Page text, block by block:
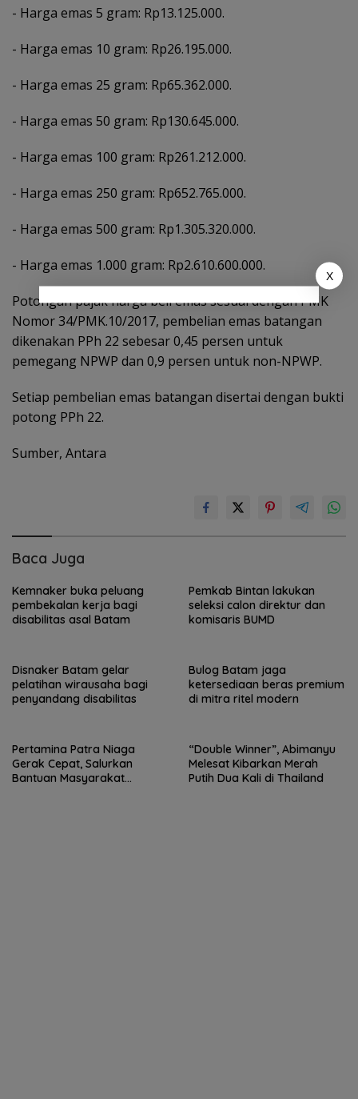
‎- ⁠Harga emas 5 gram: Rp13.125.000.
‎- ⁠Harga emas 10 gram: Rp26.195.000.
‎- Harga emas 25 gram: Rp65.362.000.
‎- ⁠Harga emas 50 gram: Rp130.645.000.
‎- ⁠Harga emas 100 gram: Rp261.212.000.
‎- ⁠Harga emas 250 gram: Rp652.765.000.
‎- ⁠Harga emas 500 gram: Rp1.305.320.000.
‎- ⁠Harga emas 1.000 gram: Rp2.610.600.000.
Potongan pajak harga beli emas sesuai dengan PMK
Nomor 34/PMK.10/2017, pembelian emas batangan
dikenakan PPh 22 sebesar 0,45 persen untuk
pemegang NPWP dan 0,9 persen untuk non-NPWP.
‎Setiap pembelian emas batangan disertai dengan bukti
potong PPh 22.
Sumber, Antara
Baca Juga
Kemnaker buka peluang
pembekalan kerja bagi
disabilitas asal Batam
Pemkab Bintan lakukan
seleksi calon direktur dan
komisaris BUMD
Disnaker Batam gelar
pelatihan wirausaha bagi
penyandang disabilitas
Bulog Batam jaga
ketersediaan beras premium
di mitra ritel modern
Pertamina Patra Niaga
Gerak Cepat, Salurkan
Bantuan Masyarakat
“Double Winner”, Abimanyu
Melesat Kibarkan Merah
Putih Dua Kali di Thailand
X